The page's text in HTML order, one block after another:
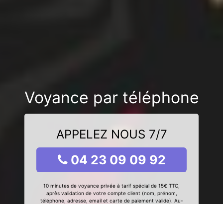
Voyance par téléphone
APPELEZ NOUS 7/7
04 23 09 09 92
10 minutes de voyance privée à tarif spécial de 15€ TTC,
après validation de votre compte client (nom, prénom,
téléphone, adresse, email et carte de paiement valide). Au-